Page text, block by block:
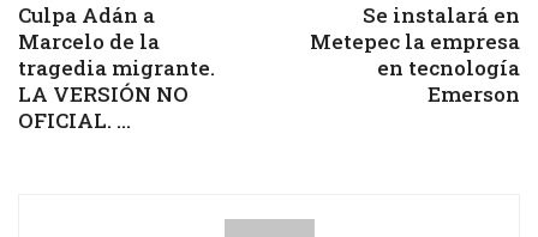
Culpa Adán a
Marcelo de la
tragedia migrante.
LA VERSIÓN NO
OFICIAL. ...
Se instalará en
Metepec la empresa
en tecnología
Emerson